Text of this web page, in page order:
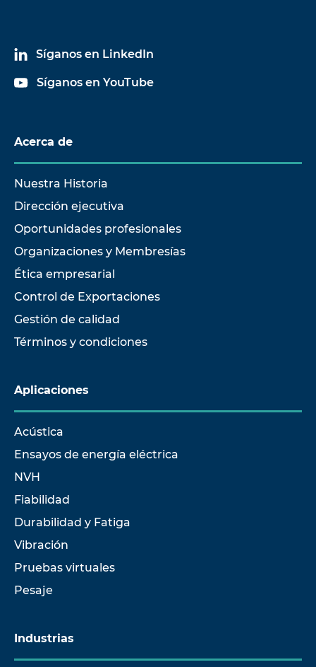
Síganos en LinkedIn
Síganos en YouTube
Acerca de
Nuestra Historia
Dirección ejecutiva
Oportunidades profesionales
Organizaciones y Membresías
Ética empresarial
Control de Exportaciones
Gestión de calidad
Términos y condiciones
Aplicaciones
Acústica
Ensayos de energía eléctrica
NVH
Fiabilidad
Durabilidad y Fatiga
Vibración
Pruebas virtuales
Pesaje
Industrias